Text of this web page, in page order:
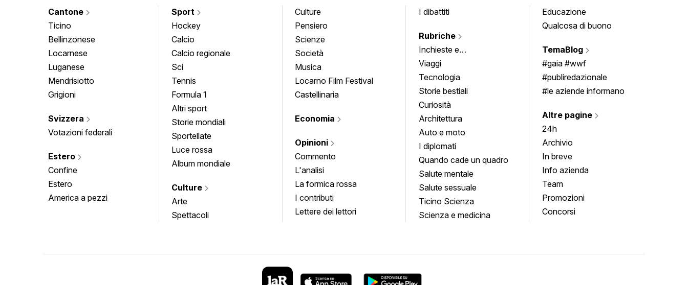
Cantone
Ticino
Bellinzonese
Locarnese
Luganese
Mendrisiotto
Grigioni
Svizzera
Votazioni federali
Estero
Confine
Estero
America a pezzi
Sport
Hockey
Calcio
Calcio regionale
Sci
Tennis
Formula 1
Altri sport
Storie mondiali
Sportellate
Luce rossa
Album mondiale
Culture
Arte
Spettacoli
Culture
Pensiero
Scienze
Società
Musica
Locarno Film Festival
Castellinaria
Economia
Opinioni
Commento
L'analisi
La formica rossa
I contributi
Lettere dei lettori
I dibattiti
Rubriche
Inchieste e
approfondimenti
Viaggi
Tecnologia
Storie bestiali
Curiosità
Architettura
Auto e moto
I diplomati
Quando cade un quadro
Salute mentale
Salute sessuale
Ticino Scienza
Scienza e medicina
Educazione
Qualcosa di buono
TemaBlog
#gaia #wwf
#publiredazionale
#le aziende informano
Altre pagine
24h
Archivio
In breve
Info azienda
Team
Promozioni
Concorsi